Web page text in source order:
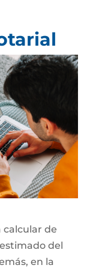
calcular de
del
en la